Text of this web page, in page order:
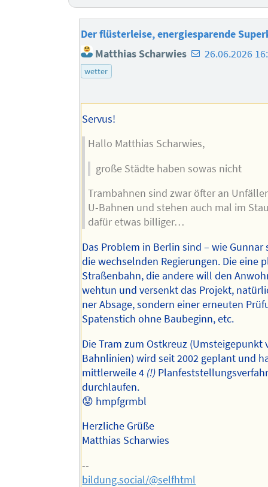
Der flüsterleise, energiesparende
Matthias Scharwies E-
des
26.06.2026
wetter
Servus!
Hallo Matthias Scharwies,
große Städte haben sowas nicht
Trambahnen sind zwar öfter an
U-Bahnen und stehen auch mal im
dafür etwas billiger…
Das Problem in Berlin sind – wie Gunnar
die wechselnden Regierungen. Die eine
Straßenbahn, die andere will den
wehtun und versenkt das Projekt,
ner Absage, sondern einer erneuten
Spatenstich ohne Baubeginn, etc.
Die Tram zum Ostkreuz (Umsteigepunkt
Bahnlinien) wird seit 2002 geplant und
mittlerweile 4 (!)
durchlaufen.
😟 hmpfgrmbl
Herzliche Grüße
Matthias Scharwies
--
bildung.social/@selfhtml